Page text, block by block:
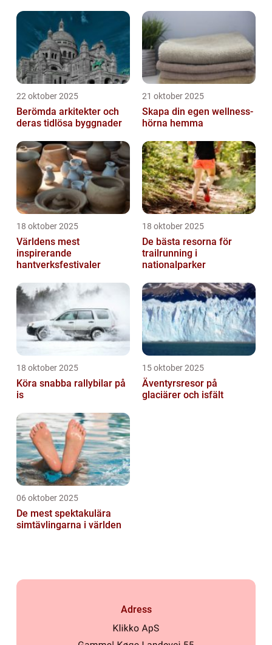
22 oktober 2025
Berömda arkitekter och
deras tidlösa byggnader
21 oktober 2025
Skapa din egen wellness-
hörna hemma
18 oktober 2025
Världens mest
inspirerande
hantverksfestivaler
18 oktober 2025
De bästa resorna för
trailrunning i
nationalparker
18 oktober 2025
Köra snabba rallybilar på
is
15 oktober 2025
Äventyrsresor på
glaciärer och isfält
06 oktober 2025
De mest spektakulära
simtävlingarna i världen
Adress